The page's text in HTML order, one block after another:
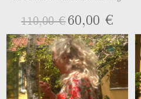
110,00 €60,00 €